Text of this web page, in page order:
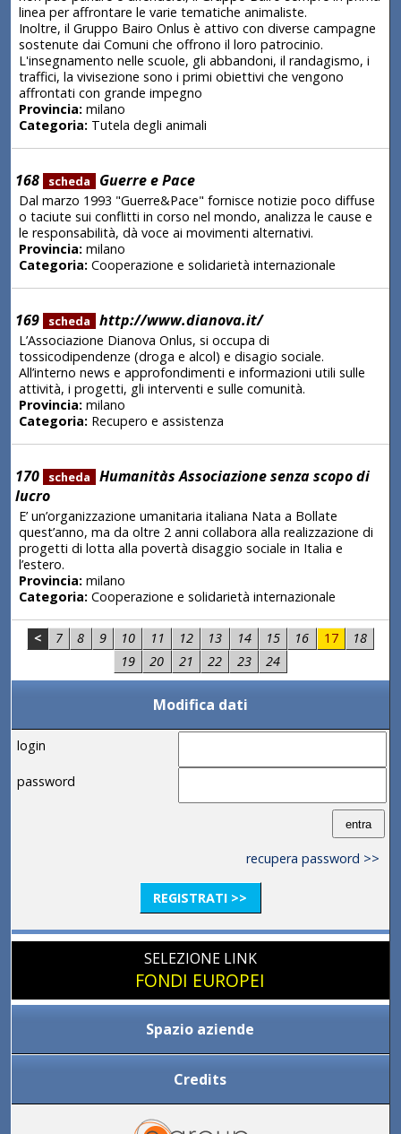
linea per affrontare le varie tematiche animaliste.
Inoltre, il Gruppo Bairo Onlus è attivo con diverse campagne
sostenute dai Comuni che offrono il loro patrocinio.
L'insegnamento nelle scuole, gli abbandoni, il randagismo, i
traffici, la vivisezione sono i primi obiettivi che vengono
affrontati con grande impegno
Provincia:milano
Categoria:Tutela degli animali
168 scheda Guerre e Pace
Dal marzo 1993 "Guerre&Pace" fornisce notizie poco diffuse
o taciute sui conflitti in corso nel mondo, analizza le cause e
le responsabilità, dà voce ai movimenti alternativi.
Provincia:milano
Categoria:Cooperazione e solidarietà internazionale
169 scheda http://www.dianova.it/
L’Associazione Dianova Onlus, si occupa di
tossicodipendenze (droga e alcol) e disagio sociale.
All’interno news e approfondimenti e informazioni utili sulle
attività, i progetti, gli interventi e sulle comunità.
Provincia:milano
Categoria:Recupero e assistenza
170 scheda
Humanitàs Associazione senza scopo di
lucro
E’ un’organizzazione umanitaria italiana Nata a Bollate
quest’anno, ma da oltre 2 anni collabora alla realizzazione di
progetti di lotta alla povertà disaggio sociale in Italia e
l’estero.
Provincia:milano
Categoria:Cooperazione e solidarietà internazionale
< 7 8 9 10 11 12 13 14 15 16 17
18
19
20 21 22 23 24
Modifica dati
login
password
recupera password >>
REGISTRATI >>
SELEZIONE LINK
FONDI EUROPEI
Spazio aziende
Credits